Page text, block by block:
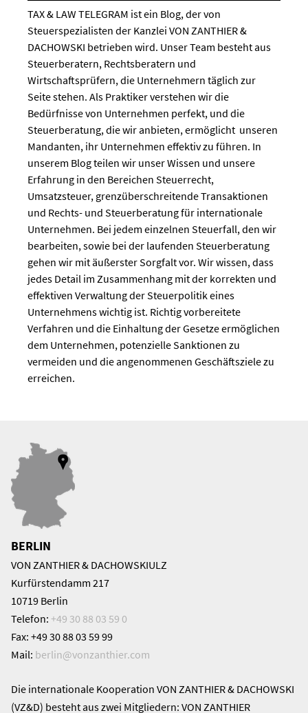
TAX & LAW TELEGRAM ist ein Blog, der von
Steuerspezialisten der Kanzlei VON ZANTHIER &
DACHOWSKI betrieben wird. Unser Team besteht aus
Steuerberatern, Rechtsberatern und
Wirtschaftsprüfern, die Unternehmern täglich zur
Seite stehen. Als Praktiker verstehen wir die
Bedürfnisse von Unternehmen perfekt, und die
Steuerberatung, die wir anbieten, ermöglicht unseren
Mandanten, ihr Unternehmen effektiv zu führen. In
unserem Blog teilen wir unser Wissen und unsere
Erfahrung in den Bereichen Steuerrecht,
Umsatzsteuer, grenzüberschreitende Transaktionen
und Rechts- und Steuerberatung für internationale
Unternehmen. Bei jedem einzelnen Steuerfall, den wir
bearbeiten, sowie bei der laufenden Steuerberatung
gehen wir mit äußerster Sorgfalt vor. Wir wissen, dass
jedes Detail im Zusammenhang mit der korrekten und
effektiven Verwaltung der Steuerpolitik eines
Unternehmens wichtig ist. Richtig vorbereitete
Verfahren und die Einhaltung der Gesetze ermöglichen
dem Unternehmen, potenzielle Sanktionen zu
vermeiden und die angenommenen Geschäftsziele zu
erreichen.
BERLIN
VON ZANTHIER & DACHOWSKIULZ
Kurfürstendamm 217
10719 Berlin
Telefon: +49 30 88 03 59 0
Fax: +49 30 88 03 59 99
Mail: berlin@vonzanthier.com
Die internationale Kooperation VON ZANTHIER & DACHOWSKI
(VZ&D) besteht aus zwei Mitgliedern: VON ZANTHIER